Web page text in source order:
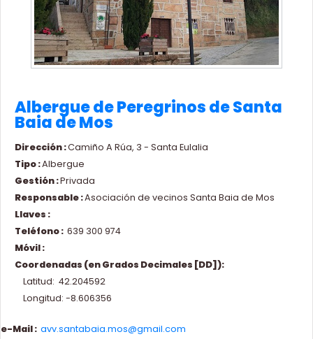
Albergue de Peregrinos de Santa
Baia de Mos
Dirección :Camiño A Rúa, 3 - Santa Eulalia
Tipo :Albergue
Gestión :Privada
Responsable :Asociación de vecinos Santa Baia de Mos
Llaves :
Teléfono : 639 300 974
Móvil :
Coordenadas (en Grados Decimales [DD]):
Latitud: 42.204592
Longitud: -8.606356
e-Mail : avv.santabaia.mos@gmail.com